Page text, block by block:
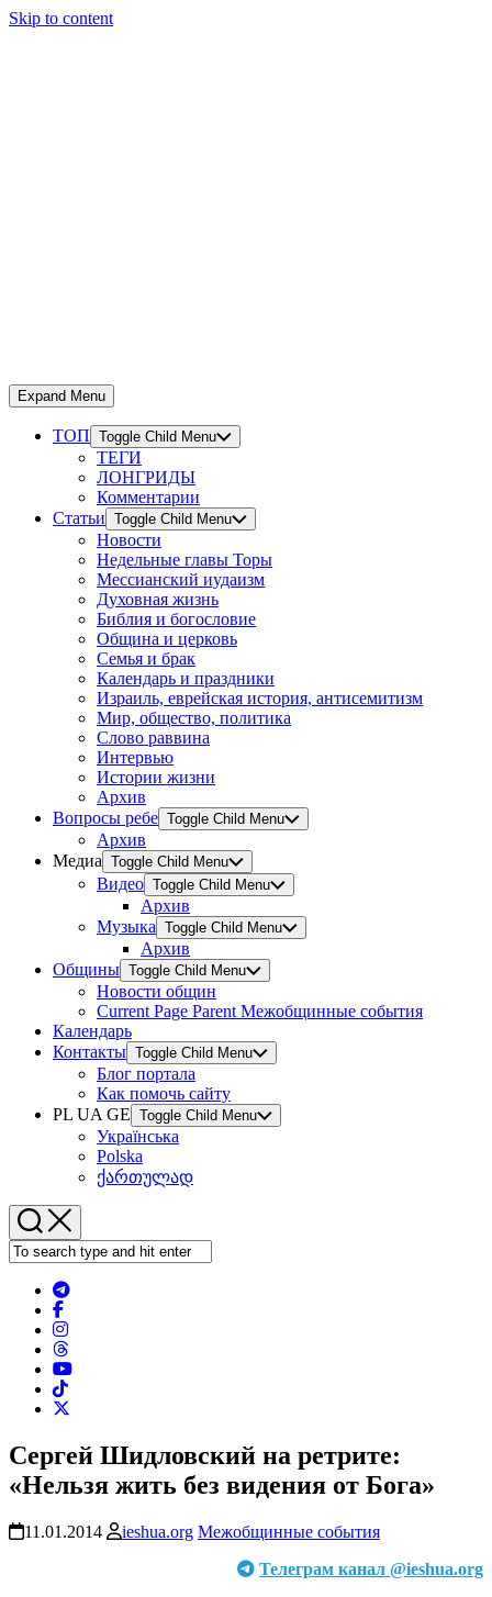
Skip to content
Expand Menu
ТОП Toggle Child Menu
ТЕГИ
ЛОНГРИДЫ
Комментарии
Статьи Toggle Child Menu
Новости
Недельные главы Торы
Мессианский иудаизм
Духовная жизнь
Библия и богословие
Община и церковь
Семья и брак
Календарь и праздники
Израиль, еврейская история, антисемитизм
Мир, общество, политика
Слово раввина
Интервью
Истории жизни
Архив
Вопросы ребе Toggle Child Menu
Архив
Медиа Toggle Child Menu
Видео Toggle Child Menu
Архив
Музыка Toggle Child Menu
Архив
Общины Toggle Child Menu
Новости общин
Current Page Parent Межобщинные события
Календарь
Контакты Toggle Child Menu
Блог портала
Как помочь сайту
PL UA GE Toggle Child Menu
Українська
Polska
ქართულად
Сергей Шидловский на ретрите:
«Нельзя жить без видения от Бога»
11.01.2014 ieshua.org Межобщинные события
Телеграм канал @ieshua.org